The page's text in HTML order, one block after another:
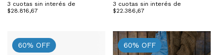
3 cuotas sin interés de
$28.816,67
3 cuotas sin interés de
$22.386,67
60% OFF 60% OFF